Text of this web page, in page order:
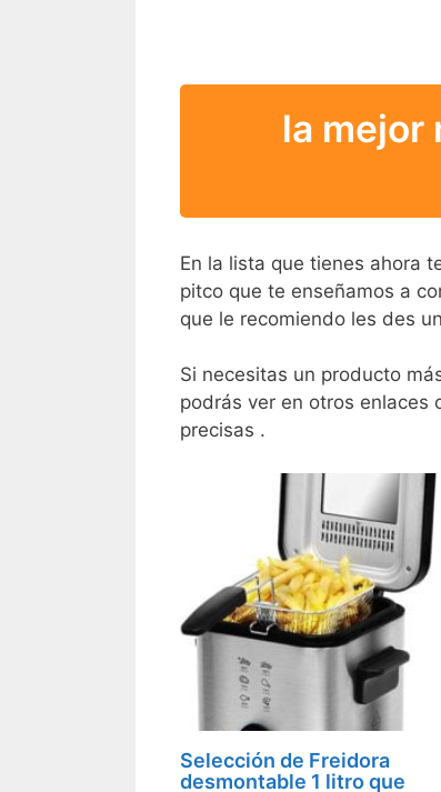
la mejor
En la lista que tienes ahora
pitco que te enseñamos a
que le recomiendo les des
Si necesitas un producto
podrás ver en otros enlaces
precisas .
Selección de Freidora
desmontable 1 litro que